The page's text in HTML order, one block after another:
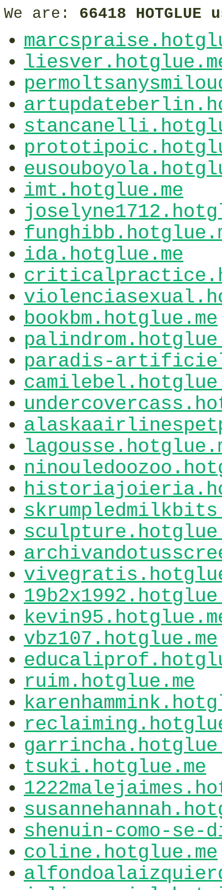
We are: 66418 HOTGLUE
imt.hotglue.me
ida.hotglue.me
bookbm.hotglue.me
paradis-
vbz107.hotglue.me
ruim.hotglue.me
tsuki.hotglue.me
shenuin-como-se-
coline.hotglue.me